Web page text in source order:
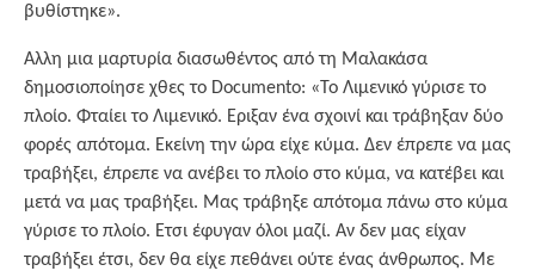
βυθίστηκε».
Αλλη μια μαρτυρία διασωθέντος από τη Μαλακάσα
δημοσιοποίησε χθες το Documento: «Το Λιμενικό γύρισε το
πλοίο. Φταίει το Λιμενικό. Εριξαν ένα σχοινί και τράβηξαν δύο
φορές απότομα. Εκείνη την ώρα είχε κύμα. Δεν έπρεπε να μας
τραβήξει, έπρεπε να ανέβει το πλοίο στο κύμα, να κατέβει και
μετά να μας τραβήξει. Μας τράβηξε απότομα πάνω στο κύμα
γύρισε το πλοίο. Ετσι έφυγαν όλοι μαζί. Αν δεν μας είχαν
τραβήξει έτσι, δεν θα είχε πεθάνει ούτε ένας άνθρωπος. Με